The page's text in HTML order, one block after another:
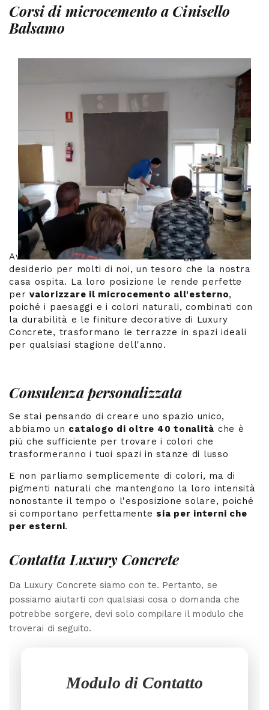
Corsi di microcemento a Cinisello
Balsamo
Avere una terrazza è diventato un oggetto del
desiderio per molti di noi, un tesoro che la nostra
casa ospita. La loro posizione le rende perfette
per valorizzare il microcemento all'esterno,
poiché i paesaggi e i colori naturali, combinati con
la durabilità e le finiture decorative di Luxury
Concrete, trasformano le terrazze in spazi ideali
per qualsiasi stagione dell'anno.
Consulenza personalizzata
Se stai pensando di creare uno spazio unico,
abbiamo un catalogo di oltre 40 tonalità che è
più che sufficiente per trovare i colori che
trasformeranno i tuoi spazi in stanze di lusso
E non parliamo semplicemente di colori, ma di
pigmenti naturali che mantengono la loro intensità
nonostante il tempo o l'esposizione solare, poiché
si comportano perfettamente sia per interni che
per esterni.
Contatta Luxury Concrete
Da Luxury Concrete siamo con te. Pertanto, se
possiamo aiutarti con qualsiasi cosa o domanda che
potrebbe sorgere, devi solo compilare il modulo che
troverai di seguito.